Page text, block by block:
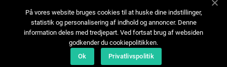
Kontakt os
Sitemap
På vores website bruges cookies til at huske dine indstillinger,
statistik og personalisering af indhold og annoncer. Denne
information deles med tredjepart. Ved fortsat brug af websiden
godkender du cookiepolitikken.
Ok
Privatlivspolitik